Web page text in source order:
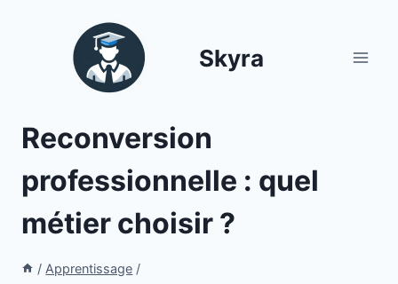
Skyra
Reconversion
professionnelle : quel
métier choisir ?
/ Apprentissage /